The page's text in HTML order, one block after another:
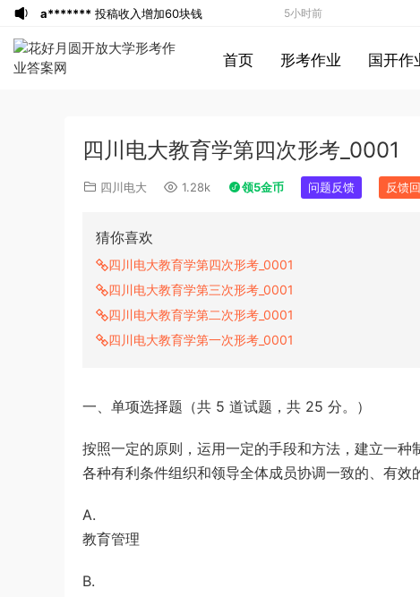
首页 形考作业 国开作
四川电大教育学第四次形考_0001
四川电大 1.28k 领5金币 问题反馈 反馈
猜你喜欢
四川电大教育学第四次形考_0001
四川电大教育学第三次形考_0001
四川电大教育学第二次形考_0001
四川电大教育学第一次形考_0001
一、单项选择题（共 5 道试题，共 25 分。）
按照一定的原则，运用一定的手段和方法，建立一
各种有利条件组织和领导全体成员协调一致的、有
A.
教育管理
B.
a******* 投稿收入增加60块钱 5小时前
a*******购买了资源代寫國立空中大學
作業
u******* 6小时前
《行测》真题(下半年）答案及解析
u*******下载了资源順著大腦來生活：
7小时前
創意、健康與生產力的最高生活法
7小时前
從起床到就寢，用大腦喜歡的模式，活出
7小时前
投稿收入增加10块钱
加入了本站 7小时前
登录了本站 2小时前
下载了资源2015年黑龙江省公务员
3小时前
下载了资源 2019年420联考《行
测》真题（河南县级以上）答案及解析
4小时前